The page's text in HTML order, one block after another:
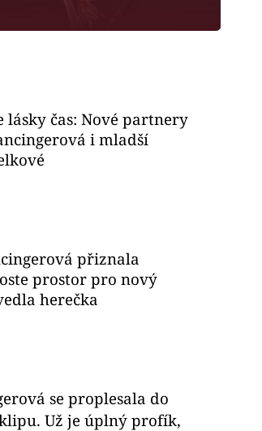
lásky čas: Nové partnery
i mladší
přiznala
prostor pro nový
herečka
se proplesala do
Už je úplný profík,